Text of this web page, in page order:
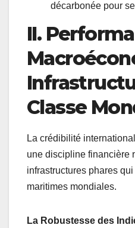
décarbonée pour
II.
Classe
La crédibilité
une discipline financière
infrastructures phares
maritimes mondiales.
La Robustesse des